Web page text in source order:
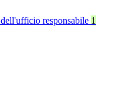
responsabile 1